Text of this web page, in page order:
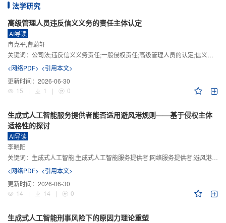
法学研究
高级管理人员违反信义义务的责任主体认定
AI导读
冉克平,曹蔚轩
关键词： 公司法;违反信义义务责任;一般侵权责任;高级管理人员的认定;信义义务
<网络PDF> <引用本文>
更新时间： 2026-06-30
15
| 1 | 0
生成式人工智能服务提供者能否适用避风港规则——基于侵权主体
适格性的探讨
AI导读
李晓阳
关键词： 生成式人工智能;生成式人工智能服务提供者;网络服务提供者;避风港规则;版权责任
<网络PDF> <引用本文>
更新时间： 2026-06-30
14
| 14 | 0
生成式人工智能刑事风险下的原因力理论重塑